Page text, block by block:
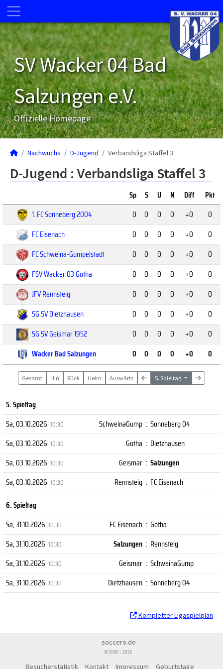
SV Wacker 04 Bad
Salzungen e.V.
Offizielle Homepage
Nachwuchs D-Jugend Verbandsliga Staffel 3
D-Jugend : Verbandsliga Staffel 3
Sp S U N Diff
Pkt
1. FC Sonneberg 2004
0 0 0 0 +0
0
FC Eisenach
0 0 0 0 +0
0
FC Schweina-Gumpelstadt
0 0 0 0 +0
0
FSV Wacker 03 Gotha
0 0 0 0 +0
0
JFV Rennsteig
0 0 0 0 +0
0
SG SV Dietzhausen
0 0 0 0 +0
0
SG SV Geismar 1952
0 0 0 0 +0
0
Wacker Bad Salzungen
0 0 0 0 +0 0
Gesamt Hin Rück Heim Auswärts 5. Spieltag
5. Spieltag
Sa, 03.10.2026 10:30 SchweinaGump : Sonneberg 04
Sa, 03.10.2026 10:30 Gotha : Dietzhausen
Sa, 03.10.2026 10:30 Geismar : Salzungen
Sa, 03.10.2026 10:30 Rennsteig : FC Eisenach
6. Spieltag
Sa, 31.10.2026 10:30 FC Eisenach : Gotha
Sa, 31.10.2026 10:30 Salzungen : Rennsteig
Sa, 31.10.2026 10:30 Geismar : SchweinaGump
Sa, 31.10.2026 10:30 Dietzhausen : Sonneberg 04
Kompletter Ligaspielplan
soccero.de
© 2006 - 2026
Besucherstatistik Kontakt Impressum Geburtstage